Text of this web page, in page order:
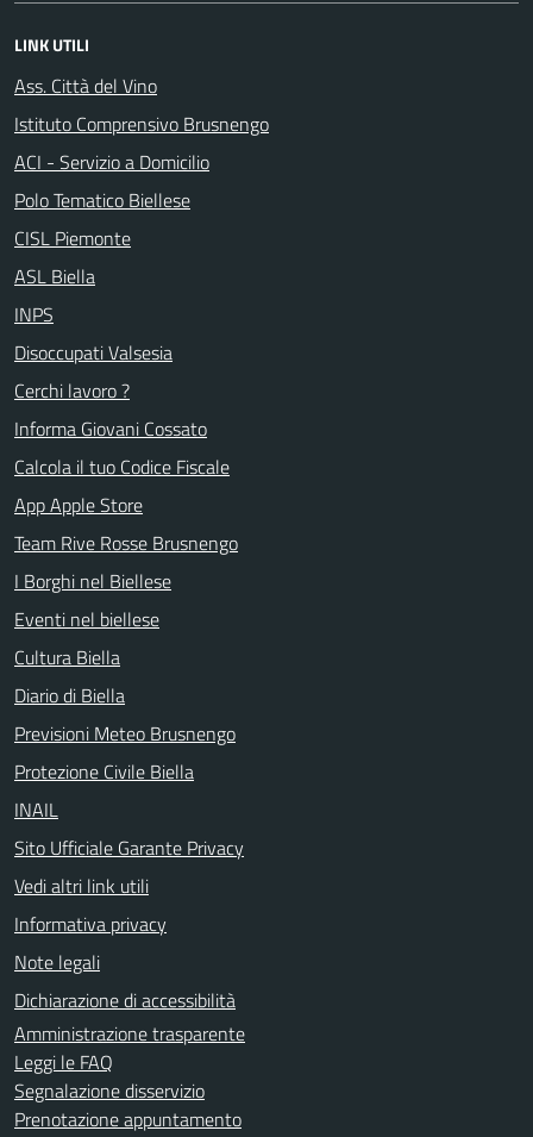
LINK UTILI
Ass. Città del Vino
Istituto Comprensivo Brusnengo
ACI - Servizio a Domicilio
Polo Tematico Biellese
CISL Piemonte
ASL Biella
INPS
Disoccupati Valsesia
Cerchi lavoro ?
Informa Giovani Cossato
Calcola il tuo Codice Fiscale
App Apple Store
Team Rive Rosse Brusnengo
I Borghi nel Biellese
Eventi nel biellese
Cultura Biella
Diario di Biella
Previsioni Meteo Brusnengo
Protezione Civile Biella
INAIL
Sito Ufficiale Garante Privacy
Vedi altri link utili
Informativa privacy
Note legali
Dichiarazione di accessibilità
Amministrazione trasparente
Leggi le FAQ
Segnalazione disservizio
Prenotazione appuntamento